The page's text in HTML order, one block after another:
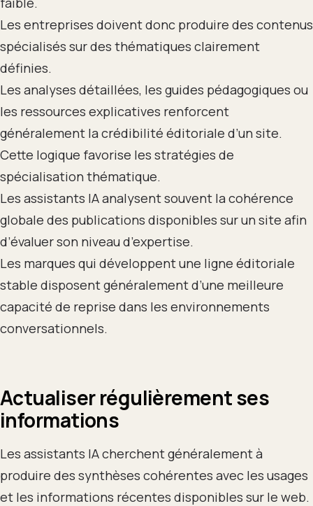
Les entreprises doivent donc produire des contenus
spécialisés sur des thématiques clairement
définies.
Les analyses détaillées, les guides pédagogiques ou
les ressources explicatives renforcent
généralement la crédibilité éditoriale d’un site.
Cette logique favorise les stratégies de
spécialisation thématique.
Les assistants IA analysent souvent la cohérence
globale des publications disponibles sur un site afin
d’évaluer son niveau d’expertise.
Les marques qui développent une ligne éditoriale
stable disposent généralement d’une meilleure
capacité de reprise dans les environnements
conversationnels.
Actualiser régulièrement ses
informations
Les assistants IA cherchent généralement à
produire des synthèses cohérentes avec les usages
et les informations récentes disponibles sur le web.